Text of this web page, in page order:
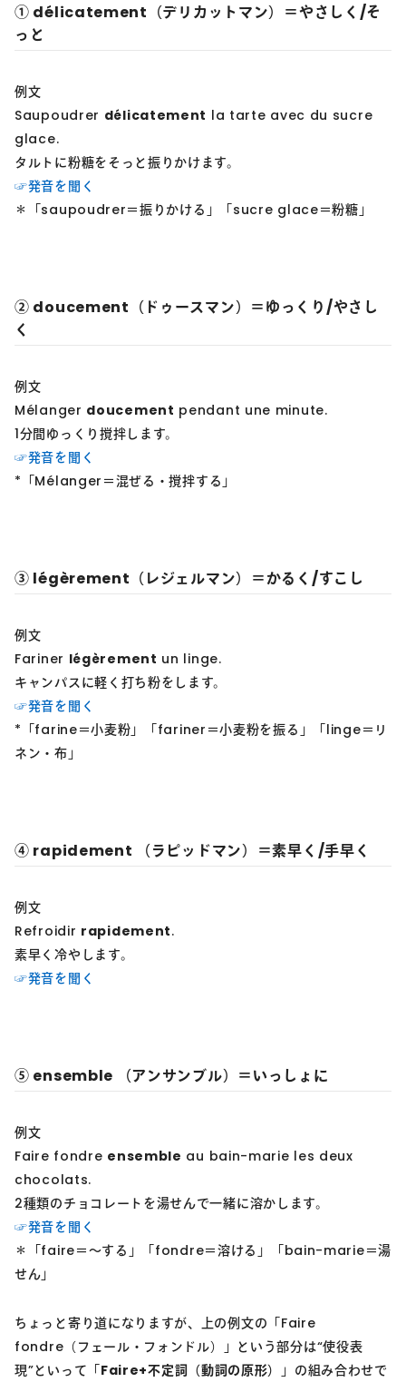
① délicatement（デリカットマン）＝やさしく/そ
っと
例文
Saupoudrer délicatement la tarte avec du sucre
glace.
タルトに粉糖をそっと振りかけます。
☞発音を聞く
＊「saupoudrer＝振りかける」「sucre glace＝粉糖」
② doucement（ドゥースマン）＝ゆっくり/やさし
く
例文
Mélanger doucement pendant une minute.
1分間ゆっくり撹拌します。
☞発音を聞く
*「Mélanger＝混ぜる・撹拌する」
③ légèrement（レジェルマン）＝かるく/すこし
例文
Fariner légèrement un linge.
キャンパスに軽く打ち粉をします。
☞発音を聞く
*「farine＝小麦粉」「fariner＝小麦粉を振る」「linge＝リ
ネン・布」
④ rapidement （ラピッドマン）＝素早く/手早く
例文
Refroidir rapidement.
素早く冷やします。
☞発音を聞く
⑤ ensemble （アンサンブル）＝いっしょに
例文
Faire fondre ensemble au bain-marie les deux
chocolats.
2種類のチョコレートを湯せんで一緒に溶かします。
☞発音を聞く
＊「faire＝～する」「fondre＝溶ける」「bain-marie＝湯
せん」
ちょっと寄り道になりますが、上の例文の「Faire
fondre（フェール・フォンドル）」という部分は“使役表
現”といって「Faire+不定詞（動詞の原形） 」の組み合わせで